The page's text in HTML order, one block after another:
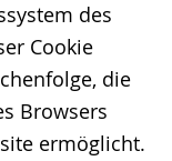
des
Cookie
die
Browsers
ermöglicht.